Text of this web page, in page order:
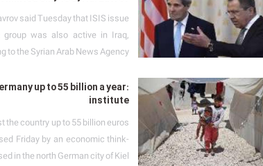
said Tuesday that ISIS issue
was also active in Iraq,
to the Syrian Arab News Agency.
up to 55 billion a year:
institute
the country up to 55 billion euros
Friday by an economic think-
in the north German city of Kiel.